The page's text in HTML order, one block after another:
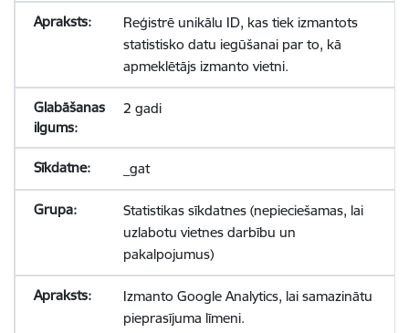
Reģistrē unikālu ID, kas tiek izmantots
statistisko datu iegūšanai par to, kā
apmeklētājs izmanto vietni.
2 gadi
_gat
Statistikas sīkdatnes (nepieciešamas, lai
uzlabotu vietnes darbību un
pakalpojumus)
Izmanto Google Analytics, lai samazinātu
pieprasījuma līmeni.